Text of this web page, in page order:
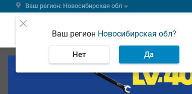
Ваш регион: Новосибирская обл
Ваш регион Новосибирская обл?
Нет Да
ВЕСТИ